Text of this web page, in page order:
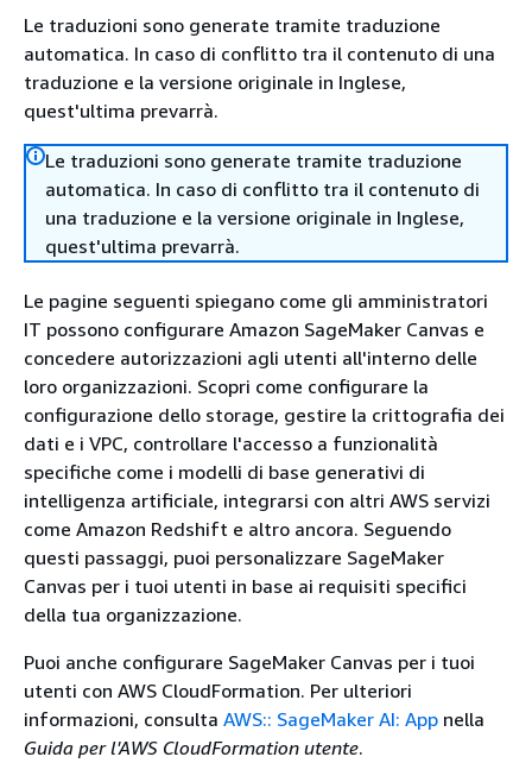
Le traduzioni sono generate tramite traduzione
automatica. In caso di conflitto tra il contenuto di una
traduzione e la versione originale in Inglese,
quest'ultima prevarrà.
Le traduzioni sono generate tramite traduzione
automatica. In caso di conflitto tra il contenuto di
una traduzione e la versione originale in Inglese,
quest'ultima prevarrà.
Le pagine seguenti spiegano come gli amministratori
IT possono configurare Amazon SageMaker Canvas e
concedere autorizzazioni agli utenti all'interno delle
loro organizzazioni. Scopri come configurare la
configurazione dello storage, gestire la crittografia dei
dati e i VPC, controllare l'accesso a funzionalità
specifiche come i modelli di base generativi di
intelligenza artificiale, integrarsi con altri AWS servizi
come Amazon Redshift e altro ancora. Seguendo
questi passaggi, puoi personalizzare SageMaker
Canvas per i tuoi utenti in base ai requisiti specifici
della tua organizzazione.
Puoi anche configurare SageMaker Canvas per i tuoi
utenti con AWS CloudFormation. Per ulteriori
informazioni, consulta AWS:: SageMaker AI: App nella
Guida per l'AWS CloudFormation utente.